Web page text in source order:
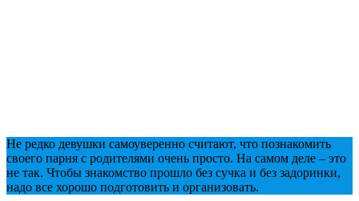
Не редко девушки самоуверенно считают, что познакомить
своего парня с родителями очень просто. На самом деле – это
не так. Чтобы знакомство прошло без сучка и без задоринки,
надо все хорошо подготовить и организовать.